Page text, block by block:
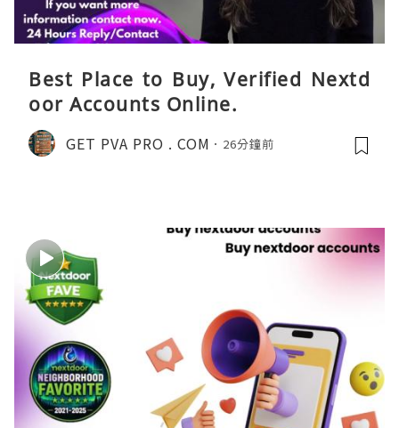
Best Place to Buy, Verified Nextd
oor Accounts Online.
GET PVA PRO . COM 26分鐘前